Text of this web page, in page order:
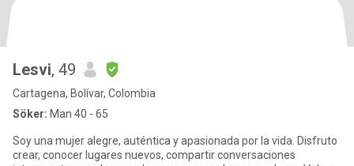
Lesvi, 49
Cartagena, Bolívar, Colombia
Söker: Man 40 - 65
Soy una mujer alegre, auténtica y apasionada por la vida. Disfruto
crear, conocer lugares nuevos, compartir conversaciones